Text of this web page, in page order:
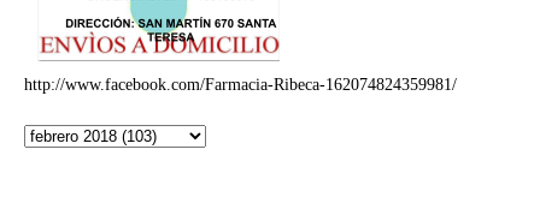
http://www.facebook.com/Farmacia-Ribeca-162074824359981/